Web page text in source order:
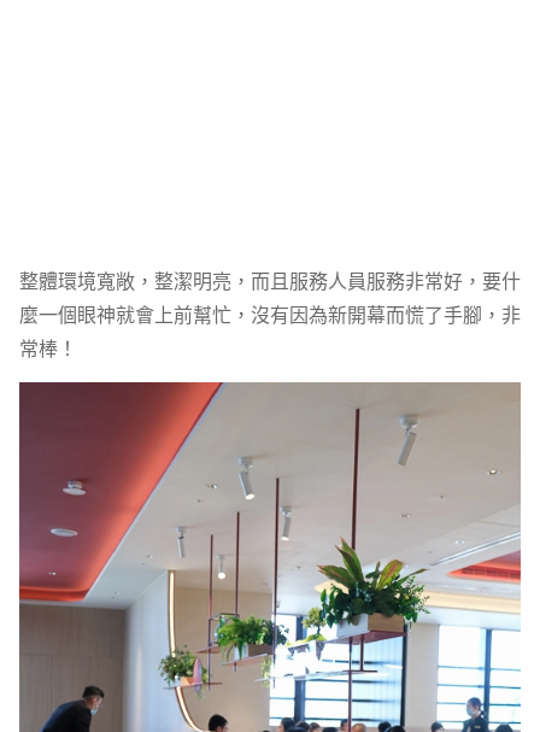
整體環境寬敞，整潔明亮，而且服務人員服務非常好，要什
麼一個眼神就會上前幫忙，沒有因為新開幕而慌了手腳，非
常棒！